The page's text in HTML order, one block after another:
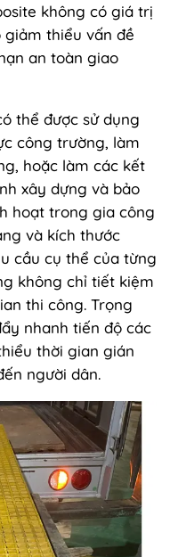
không có giá trị
giảm thiểu vấn đề
an toàn giao
thể được sử dụng
công trường, làm
hoặc làm các kết
xây dựng và bảo
hoạt trong gia công
và kích thước
cầu cụ thể của từng
không chỉ tiết kiệm
thi công. Trọng
nhanh tiến độ các
thời gian gián
người dân.